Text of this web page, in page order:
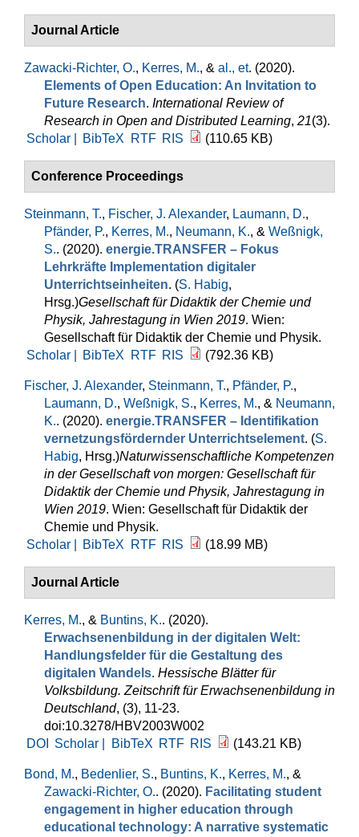
Journal Article
Zawacki-Richter, O., Kerres, M., & al., et. (2020).
Elements of Open Education: An Invitation to
Future Research. International Review of
Research in Open and Distributed Learning, 21(3).
Scholar |
BibTeX RTF RIS (110.65 KB)
Conference Proceedings
Steinmann, T., Fischer, J. Alexander, Laumann, D.,
Pfänder, P., Kerres, M., Neumann, K., & Weßnigk,
S.. (2020). energie.TRANSFER – Fokus
Lehrkräfte Implementation digitaler
Unterrichtseinheiten. (S. Habig,
Hrsg.)Gesellschaft für Didaktik der Chemie und
Physik, Jahrestagung in Wien 2019. Wien:
Gesellschaft für Didaktik der Chemie und Physik.
Scholar |
BibTeX RTF RIS (792.36 KB)
Fischer, J. Alexander, Steinmann, T., Pfänder, P.,
Laumann, D., Weßnigk, S., Kerres, M., & Neumann,
K.. (2020). energie.TRANSFER – Identifikation
vernetzungsfördernder Unterrichtselement. (S.
Habig, Hrsg.)Naturwissenschaftliche Kompetenzen
in der Gesellschaft von morgen: Gesellschaft für
Didaktik der Chemie und Physik, Jahrestagung in
Wien 2019. Wien: Gesellschaft für Didaktik der
Chemie und Physik.
Scholar |
BibTeX RTF RIS (18.99 MB)
Journal Article
Kerres, M., & Buntins, K.. (2020).
Erwachsenenbildung in der digitalen Welt:
Handlungsfelder für die Gestaltung des
digitalen Wandels. Hessische Blätter für
Volksbildung. Zeitschrift für Erwachsenenbildung in
Deutschland, (3), 11-23.
doi:10.3278/HBV2003W002
DOI
Scholar | BibTeX RTF RIS (143.21 KB)
Bond, M., Bedenlier, S., Buntins, K., Kerres, M., &
Zawacki-Richter, O.. (2020). Facilitating student
engagement in higher education through
educational technology: A narrative systematic